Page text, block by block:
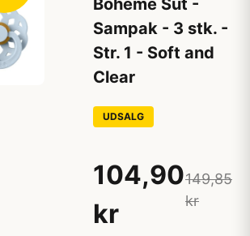
Boheme Sut -
Sampak - 3 stk. -
Str. 1 - Soft and
Clear
UDSALG
104,90
kr
149,85
kr